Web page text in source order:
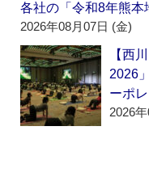
各社の「令和8年熊本
2026年08月07日 (金)
【西
2026
ーポ
2026